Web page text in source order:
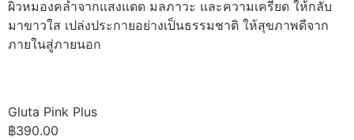
ผิวหมองคล้ำจากแสงแดด มลภาวะ และความเครียด ให้กลับ
มาขาวใส เปล่งประกายอย่างเป็นธรรมชาติ ให้สุขภาพดีจาก
ภายในสู่ภายนอก
Gluta Pink Plus
฿390.00